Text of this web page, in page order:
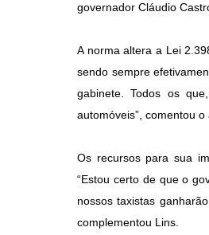
governador Cláudio
A norma altera a Lei
sendo sempre
gabinete. Todos os
automóveis”, comentou o
Os recursos para sua
“Estou certo de que o
nossos taxistas
complementou Lins.